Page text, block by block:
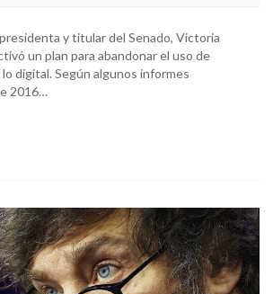
y titular del Senado, Victoria
un plan para abandonar el uso de
digital. Según algunos informes
2016…